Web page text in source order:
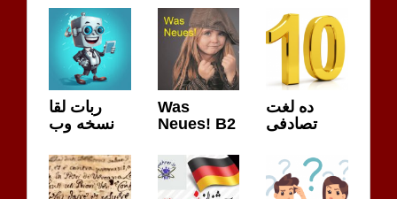
ربات لقا
نسخه وب
Was
Neues! B2
ده لغت
تصادفی